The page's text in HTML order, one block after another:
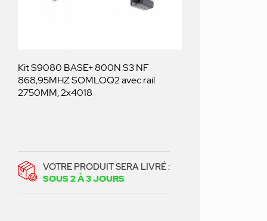
Kit S9080 BASE+ 800N S3 NF
868,95MHZ SOMLOQ2 avec rail
2750MM, 2x4018
VOTRE PRODUIT SERA LIVRÉ :
SOUS 2 À 3 JOURS